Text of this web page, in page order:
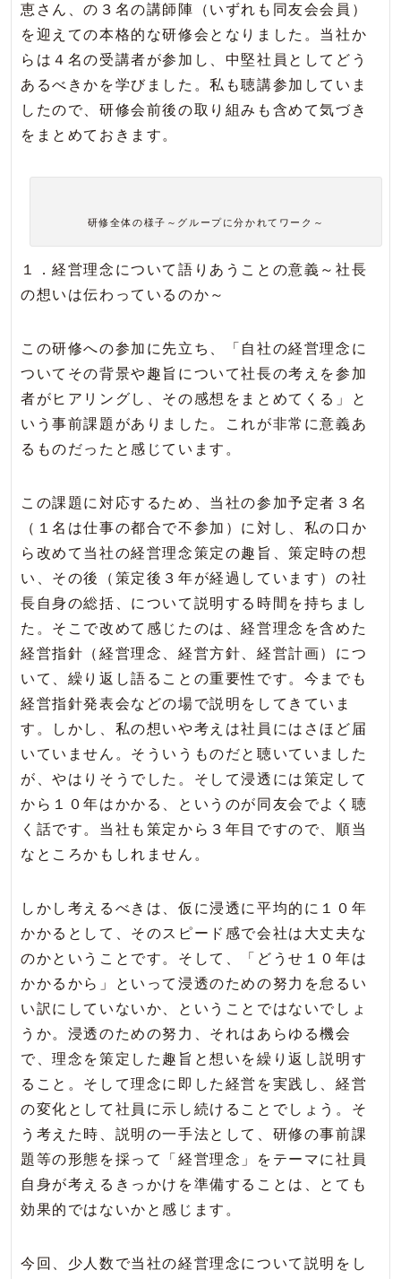
恵さん、の３名の講師陣（いずれも同友会会員）
を迎えての本格的な研修会となりました。当社か
らは４名の受講者が参加し、中堅社員としてどう
あるべきかを学びました。私も聴講参加していま
したので、研修会前後の取り組みも含めて気づき
をまとめておきます。
研修全体の様子～グループに分かれてワーク～
１．経営理念について語りあうことの意義～社長
の想いは伝わっているのか～
この研修への参加に先立ち、「自社の経営理念に
ついてその背景や趣旨について社長の考えを参加
者がヒアリングし、その感想をまとめてくる」と
いう事前課題がありました。これが非常に意義あ
るものだったと感じています。
この課題に対応するため、当社の参加予定者３名
（１名は仕事の都合で不参加）に対し、私の口か
ら改めて当社の経営理念策定の趣旨、策定時の想
い、その後（策定後３年が経過しています）の社
長自身の総括、について説明する時間を持ちまし
た。そこで改めて感じたのは、経営理念を含めた
経営指針（経営理念、経営方針、経営計画）につ
いて、繰り返し語ることの重要性です。今までも
経営指針発表会などの場で説明をしてきていま
す。しかし、私の想いや考えは社員にはさほど届
いていません。そういうものだと聴いていました
が、やはりそうでした。そして浸透には策定して
から１０年はかかる、というのが同友会でよく聴
く話です。当社も策定から３年目ですので、順当
なところかもしれません。
しかし考えるべきは、仮に浸透に平均的に１０年
かかるとして、そのスピード感で会社は大丈夫な
のかということです。そして、「どうせ１０年は
かかるから」といって浸透のための努力を怠るい
い訳にしていないか、ということではないでしょ
うか。浸透のための努力、それはあらゆる機会
で、理念を策定した趣旨と想いを繰り返し説明す
ること。そして理念に即した経営を実践し、経営
の変化として社員に示し続けることでしょう。そ
う考えた時、説明の一手法として、研修の事前課
題等の形態を採って「経営理念」をテーマに社員
自身が考えるきっかけを準備することは、とても
効果的ではないかと感じます。
今回、少人数で当社の経営理念について説明をし